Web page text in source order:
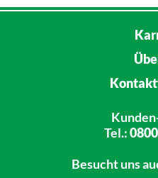
Tel.:
Besucht uns